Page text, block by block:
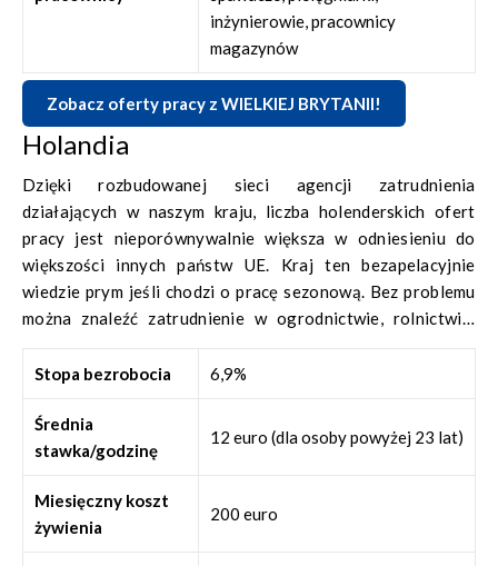
inżynierowie, pracownicy
magazynów
Zobacz oferty pracy z WIELKIEJ BRYTANII!
Holandia
Dzięki rozbudowanej sieci agencji zatrudnienia
działających w naszym kraju, liczba holenderskich ofert
pracy jest nieporównywalnie większa w odniesieniu do
większości innych państw UE. Kraj ten bezapelacyjnie
wiedzie prym jeśli chodzi o pracę sezonową. Bez problemu
można znaleźć zatrudnienie w ogrodnictwie, rolnictwie,
180 tys. polskich imigrantów!
Stopa bezrobocia 6,9%
Średnia
stawka/godzinę
12 euro (dla osoby powyżej 23 lat)
Miesięczny koszt
żywienia
200 euro